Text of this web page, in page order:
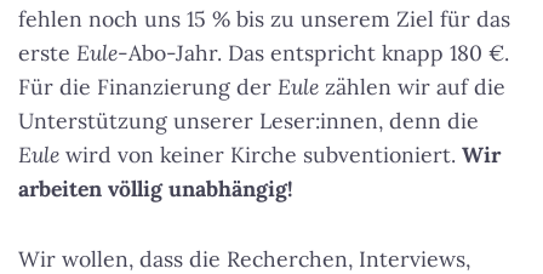
fehlen noch uns 15 % bis zu unserem Ziel für das
erste Eule-Abo-Jahr. Das entspricht knapp 180 €.
Für die Finanzierung der Eule zählen wir auf die
Unterstützung unserer Leser:innen, denn die
Eule wird von keiner Kirche subventioniert. Wir
arbeiten völlig unabhängig!
Wir wollen, dass die Recherchen, Interviews,